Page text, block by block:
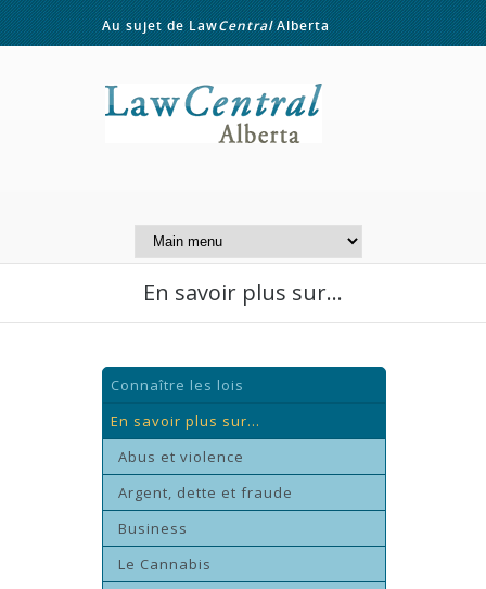
Au sujet de LawCentralAlberta
En savoir plus sur...
Connaître les lois
En savoir plus sur...
Abus et violence
Argent, dette et fraude
Business
Le Cannabis